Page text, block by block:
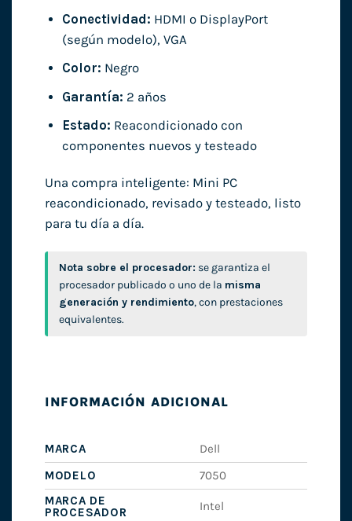
Conectividad: HDMI o DisplayPort
(según modelo), VGA
Color: Negro
Garantía: 2 años
Estado: Reacondicionado con
componentes nuevos y testeado
Una compra inteligente: Mini PC
reacondicionado, revisado y testeado, listo
para tu día a día.
Nota sobre el procesador: se garantiza el
procesador publicado o uno de la misma
generación y rendimiento, con prestaciones
equivalentes.
INFORMACIÓN ADICIONAL
MARCA
Dell
MODELO
7050
MARCA DE
PROCESADOR
Intel